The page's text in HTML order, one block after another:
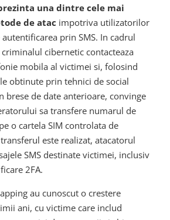
una dintre cele mai
de atac impotriva utilizatorilor
autentificarea prin SMS. In cadrul
cibernetic contacteaza
mobila al victimei si, folosind
obtinute prin tehnici de social
brese de date anterioare, convinge
sa transfere numarul de
o cartela SIM controlata de
este realizat, atacatorul
SMS destinate victimei, inclusiv
2FA.
au cunoscut o crestere
ani, cu victime care includ